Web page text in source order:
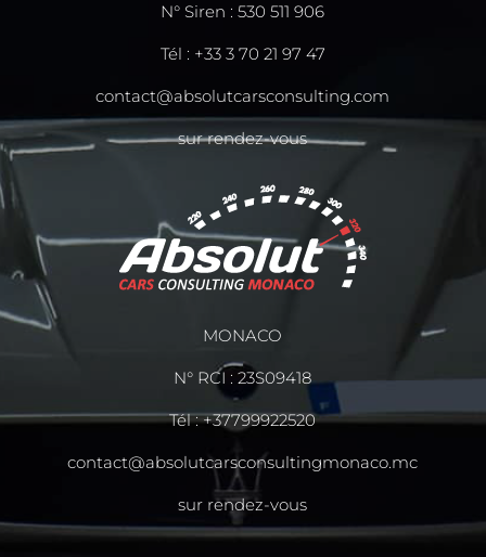
N° Siren : 530 511 906
Tél : +33 3 70 21 97 47
contact@absolutcarsconsulting.com
sur rendez-vous
MONACO
N° RCI : 23S09418
Tél :+37799922520
contact@absolutcarsconsultingmonaco.mc
sur rendez-vous